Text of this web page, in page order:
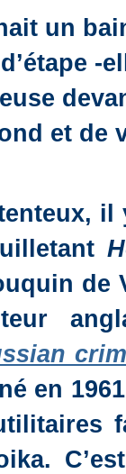
un
-
et de
il
de
en